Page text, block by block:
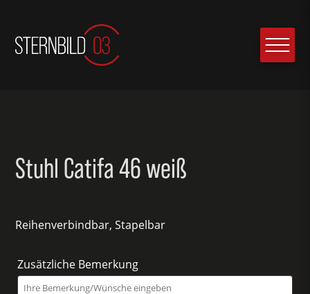
Stuhl Catifa 46 weiß
Reihenverbindbar, Stapelbar
Zusätzliche Bemerkung